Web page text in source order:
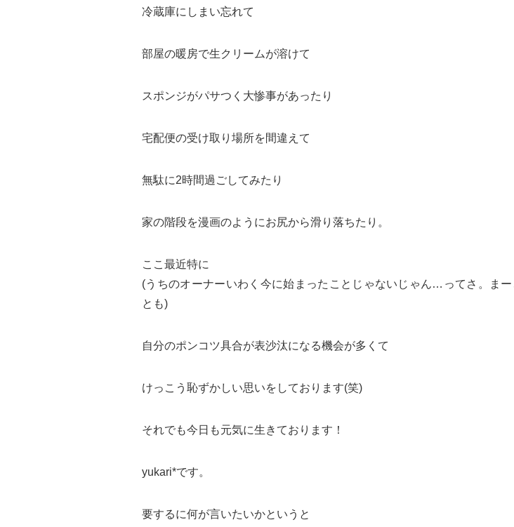
冷蔵庫にしまい忘れて
部屋の暖房で生クリームが溶けて
スポンジがパサつく大惨事があったり
宅配便の受け取り場所を間違えて
無駄に2時間過ごしてみたり
家の階段を漫画のようにお尻から滑り落ちたり。
ここ最近特に
(うちのオーナーいわく今に始まったことじゃないじゃん…ってさ。ま
とも)
自分のポンコツ具合が表沙汰になる機会が多くて
けっこう恥ずかしい思いをしております(笑)
それでも今日も元気に生きております！
yukari*です。
要するに何が言いたいかというと